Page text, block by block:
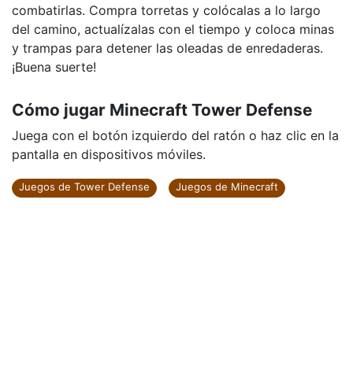
combatirlas. Compra torretas y colócalas a lo largo
del camino, actualízalas con el tiempo y coloca minas
y trampas para detener las oleadas de enredaderas.
¡Buena suerte!
Cómo jugar Minecraft Tower Defense
Juega con el botón izquierdo del ratón o haz clic en la
pantalla en dispositivos móviles.
Juegos de Tower Defense Juegos de Minecraft